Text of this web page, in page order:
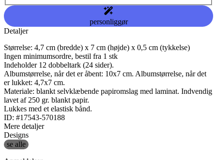
personliggør
Detaljer
Størrelse: 4,7 cm (bredde) x 7 cm (højde) x 0,5 cm (tykkelse)
Ingen minimumsordre, bestil fra 1 stk
Indeholder 12 dobbeltark (24 sider).
Albumstørrelse, når det er åbent: 10x7 cm. Albumstørrelse, når det
er lukket: 4,7x7 cm.
Materiale: blankt selvklæbende papiromslag med laminat. Indvendig
lavet af 250 gr. blankt papir.
Lukkes med et elastisk bånd.
ID: #17543-570188
Mere detaljer
Designs
se alle